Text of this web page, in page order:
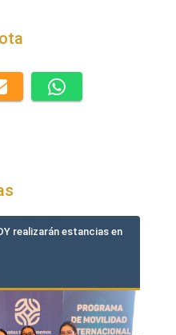
realizarán estancias en